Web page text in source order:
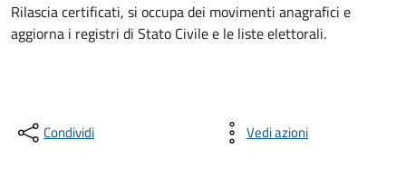
Rilascia certificati, si occupa dei movimenti anagrafici e
aggiorna i registri di Stato Civile e le liste elettorali.
Condividi Vedi azioni